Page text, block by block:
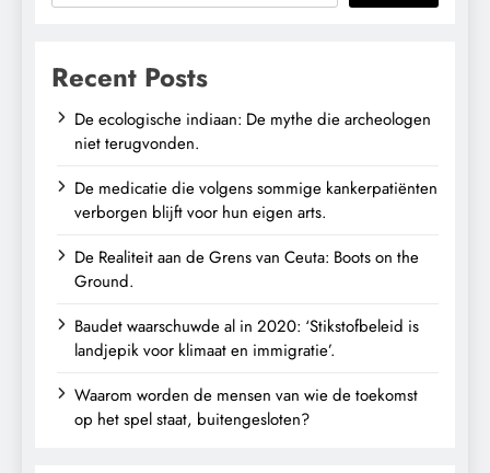
Recent Posts
De ecologische indiaan: De mythe die archeologen
niet terugvonden.
De medicatie die volgens sommige kankerpatiënten
verborgen blijft voor hun eigen arts.
De Realiteit aan de Grens van Ceuta: Boots on the
Ground.
Baudet waarschuwde al in 2020: ‘Stikstofbeleid is
landjepik voor klimaat en immigratie’.
Waarom worden de mensen van wie de toekomst
op het spel staat, buitengesloten?